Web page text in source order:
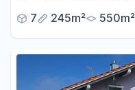
7
245m² 550m²